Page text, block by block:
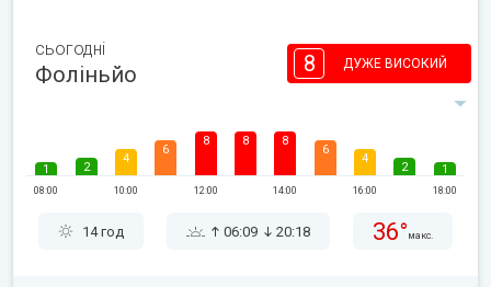
сьогодні
Фоліньйо 8 ДУЖЕ ВИСОКИЙ
1
08:00
2
4
10:00
6
8
12:00
8 8
14:00
6
4
16:00
2 1
18:00
14 год 06:09 20:18 36° макс.